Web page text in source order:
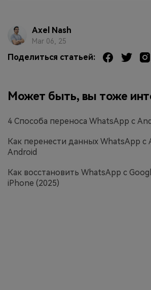
Axel Nash
Mar 06, 25
Поделиться статьей:
Может быть, вы тоже
4 Способа переноса WhatsApp с
Как перенести данных WhatsApp с
Android
Как восстановить WhatsApp с
iPhone (2025)